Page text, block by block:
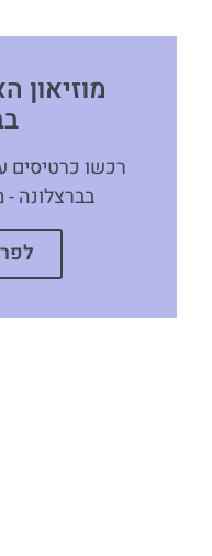
מוזיאון
רכשו כרטיסים
בברצלונה